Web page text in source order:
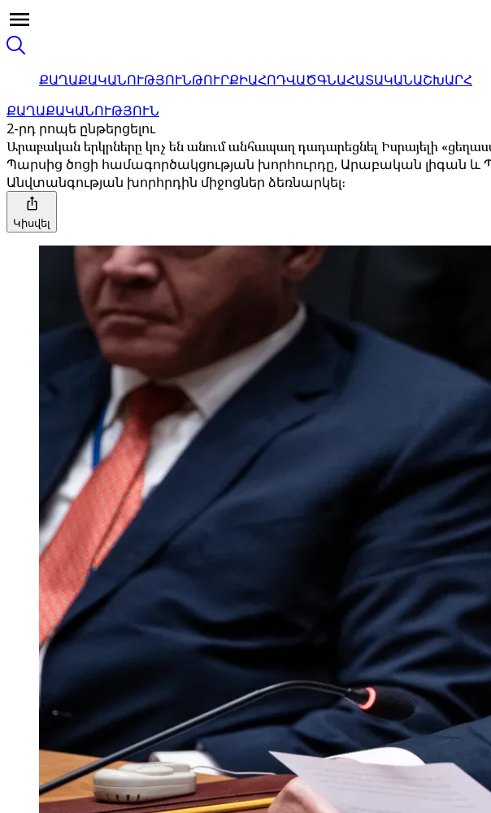
ՔԱՂԱՔԱԿԱՆՈՒԹՅՈՒՆԹՈՒՐՔԻԱՀՈԴՎԱԾԳՆԱՀԱՏԱԿԱՆԱՇԽԱՐՀ
ՔԱՂԱՔԱԿԱՆՈՒԹՅՈՒՆ
2-րդ րոպե ընթերցելու
Արաբական երկրները կոչ են անում անհապաղ դադարեցնել Իսրայելի
Պարսից ծոցի համագործակցության խորհուրդը, Արաբական լիգան
Անվտանգության խորհրդին միջոցներ ձեռնարկել։
Կիսվել